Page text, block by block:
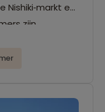
Nishiki‑markt en
zijn
en moderne
en traditionele